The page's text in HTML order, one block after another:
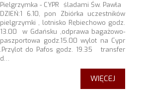
Pielgrzymka - CYPR śladami Św. Pawła
DZIEŃ:1 6.10, pon Zbiórka uczestników
pielgrzymki , lotnisko Rębiechowo godz.
13.00 w Gdańsku ,odprawa bagażowo-
paszportowa godz.15.00 wylot na Cypr
.Przylot do Pafos godz. 19.35 transfer
d…
WIĘCEJ